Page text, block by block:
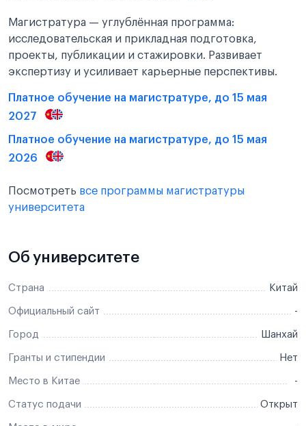
Магистратура — углублённая программа:
исследовательская и прикладная подготовка,
проекты, публикации и стажировки. Развивает
экспертизу и усиливает карьерные перспективы.
Платное обучение на магистратуре, до 15 мая
2027
Платное обучение на магистратуре, до 15 мая
2026
Посмотреть все программы магистратуры
университета
Об университете
Страна Китай
Официальный сайт -
Город Шанхай
Гранты и стипендии Нет
Место в Китае -
Статус подачи Открыт